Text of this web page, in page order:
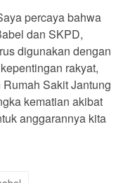
percaya bahwa
dan SKPD,
digunakan dengan
rakyat,
Sakit Jantung
kematian akibat
anggarannya kita